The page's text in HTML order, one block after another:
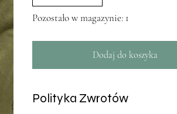
Pozostało w magazynie: 1
Dodaj do koszyka
Polityka Zwrotów